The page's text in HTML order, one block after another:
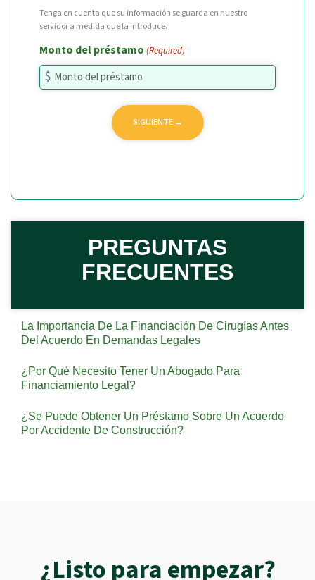
Tenga en cuenta que su información se guarda en nuestro
servidor a medida que la introduce.
Monto del préstamo (Required)
PREGUNTAS
FRECUENTES
La Importancia De La Financiación De Cirugías Antes
Del Acuerdo En Demandas Legales
¿Por Qué Necesito Tener Un Abogado Para
Financiamiento Legal?
¿Se Puede Obtener Un Préstamo Sobre Un Acuerdo
Por Accidente De Construcción?
¿Listo para empezar?